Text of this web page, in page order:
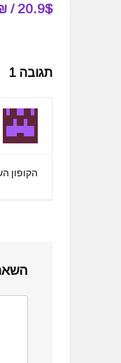
20.9$ / 64₪
תגובה 1
הקופון